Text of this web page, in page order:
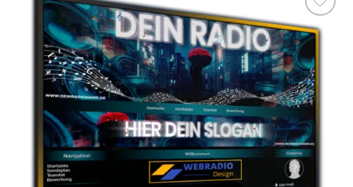
Auf die
Wunschliste
setzen